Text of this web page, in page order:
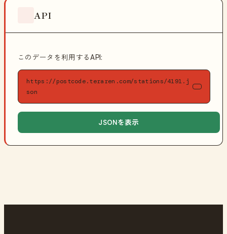
API
このデータを利用するAPI:
https://postcode.teraren.com/stations/4191.j
son
JSONを表示